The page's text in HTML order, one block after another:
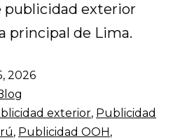
publicidad exterior
principal de Lima.
2026
exterior, Publicidad
, Publicidad OOH ,